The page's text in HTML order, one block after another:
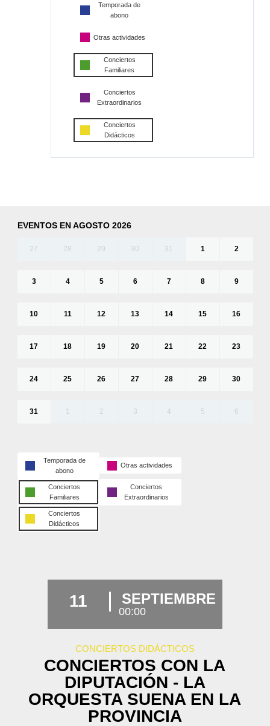
Temporada de
abono
Otras actividades
Conciertos
Familiares
Conciertos
Extraordinarios
Conciertos
Didácticos
EVENTOS EN AGOSTO 2026
27 28 29 30 31 1 2
3 4 5 6 7 8 9
10 11 12 13 14 15 16
17 18 19 20 21 22 23
24 25 26 27 28 29 30
31 1 2 3 4 5 6
Temporada de
abono
Otras actividades
Conciertos
Familiares
Conciertos
Extraordinarios
Conciertos
Didácticos
11 SEPTIEMBRE
00:00
CONCIERTOS DIDÁCTICOS
CONCIERTOS CON LA
DIPUTACIÓN - LA
ORQUESTA SUENA EN LA
PROVINCIA